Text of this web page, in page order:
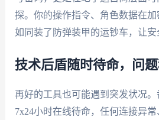
探。你的操作指令、角色数据在加
如同装了防弹装甲的运钞车，让安
技术后盾随时待命，问
再好的工具也可能遇到突发状况
7x24小时在线待命，任何连接异